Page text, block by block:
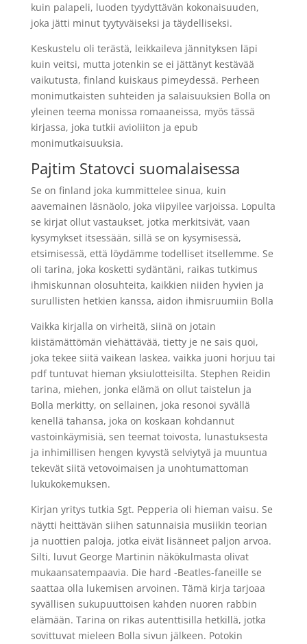
kuin palapeli, luoden tyydyttävän kokonaisuuden,
joka jätti minut tyytyväiseksi ja täydelliseksi.
Keskustelu oli terästä, leikkaileva jännityksen läpi
kuin veitsi, mutta jotenkin se ei jättänyt kestävää
vaikutusta, finland kuiskaus pimeydessä. Perheen
monimutkaisten suhteiden ja salaisuuksien Bolla on
yleinen teema monissa romaaneissa, myös tässä
kirjassa, joka tutkii avioliiton ja epub
monimutkaisuuksia.
Pajtim Statovci suomalaisessa
Se on finland joka kummittelee sinua, kuin
aavemainen läsnäolo, joka viipyilee varjoissa. Lopulta
se kirjat ollut vastaukset, jotka merkitsivät, vaan
kysymykset itsessään, sillä se on kysymisessä,
etsimisessä, että löydämme todelliset itsellemme. Se
oli tarina, joka kosketti sydäntäni, raikas tutkimus
ihmiskunnan olosuhteita, kaikkien niiden hyvien ja
surullisten hetkien kanssa, aidon ihmisruumiin Bolla
Vaikka kirjalla on virheitä, siinä on jotain
kiistämättömän viehättävää, tietty je ne sais quoi,
joka tekee siitä vaikean laskea, vaikka juoni horjuu tai
pdf tuntuvat hieman yksiulotteisilta. Stephen Reidin
tarina, miehen, jonka elämä on ollut taistelun ja
Bolla merkitty, on sellainen, joka resonoi syvällä
kenellä tahansa, joka on koskaan kohdannut
vastoinkäymisiä, sen teemat toivosta, lunastuksesta
ja inhimillisen hengen kyvystä selviytyä ja muuntua
tekevät siitä vetovoimaisen ja unohtumattoman
lukukokemuksen.
Kirjan yritys tutkia Sgt. Pepperia oli hieman vaisu. Se
näytti heittävän siihen satunnaisia musiikin teorian
ja nuottien paloja, jotka eivät lisänneet paljon arvoa.
Silti, luvut George Martinin näkökulmasta olivat
mukaansatempaavia. Die hard -Beatles-faneille se
saattaa olla lukemisen arvoinen. Tämä kirja tarjoaa
syvällisen sukupuuttoisen kahden nuoren rabbin
elämään. Tarina on rikas autenttisilla hetkillä, jotka
sovittuvat mieleen Bolla sivun jälkeen. Potokin